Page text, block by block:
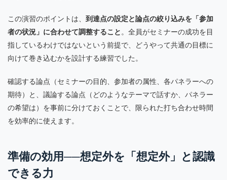
この演習のポイントは、 到達点の設定と論点の絞り込みを「参加
者の状況」に合わせて調整すること 。全員がセミナーの成功を目
指しているわけではないという前提で、どうやって共通の目標に
向けて巻き込むかを設計する練習でした。
確認する論点（セミナーの目的、参加者の属性、各パネラーへの
期待）と、議論する論点（どのようなテーマで話すか、パネラー
の希望は）を事前に分けておくことで、限られた打ち合わせ時間
を効率的に使えます。
準備の効用──想定外を「想定外」と認識
できる力